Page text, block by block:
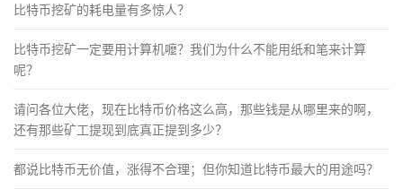
比特币挖矿的耗电量有多惊人？
比特币挖矿一定要用计算机嚒？我们为什么不能用纸和笔来计算
呢？
请问各位大佬，现在比特币价格这么高，那些钱是从哪里来的啊，
还有那些矿工提现到底真正提到多少？
都说比特币无价值，涨得不合理；但你知道比特币最大的用途吗？